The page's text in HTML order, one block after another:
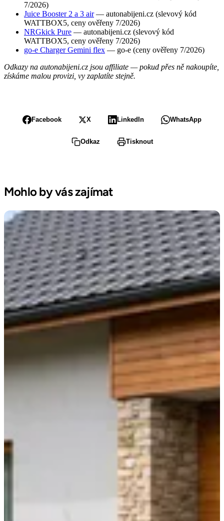
7/2026)
Juice Booster 2 a 3 air— autonabijeni.cz (slevový kód
WATTBOX5, ceny ověřeny 7/2026)
NRGkick Pure — autonabijeni.cz (slevový kód
WATTBOX5, ceny ověřeny 7/2026)
go-e Charger Gemini flex — go-e (ceny ověřeny 7/2026)
Odkazy na autonabijeni.cz jsou affiliate — pokud přes ně nakoupíte,
získáme malou provizi, vy zaplatíte stejně.
Facebook X LinkedIn WhatsApp
Odkaz Tisknout
Mohlo by vás zajímat